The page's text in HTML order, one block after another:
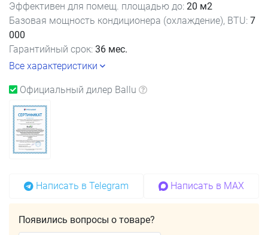
Эффективен для помещ. площадью до: 20 м2
Базовая мощность кондиционера (охлаждение), BTU: 7
000
Гарантийный срок: 36 мес.
Все характеристики
Официальный дилер Ballu
Написать в Telegram Написать в MAX
Появились вопросы о товаре?